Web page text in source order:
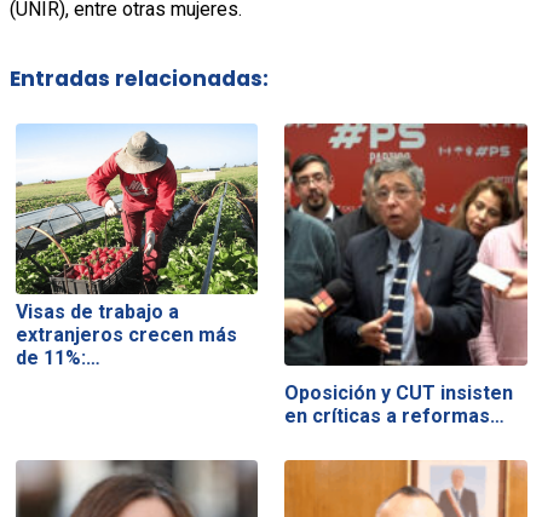
(UNIR), entre otras mujeres.
Entradas relacionadas:
Visas de trabajo a
extranjeros crecen más
de 11%:…
Oposición y CUT insisten
en críticas a reformas…